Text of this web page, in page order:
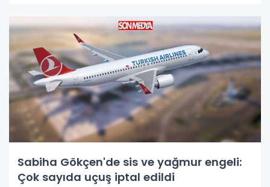
Sabiha Gökçen'de sis ve yağmur engeli:
Çok sayıda uçuş iptal edildi